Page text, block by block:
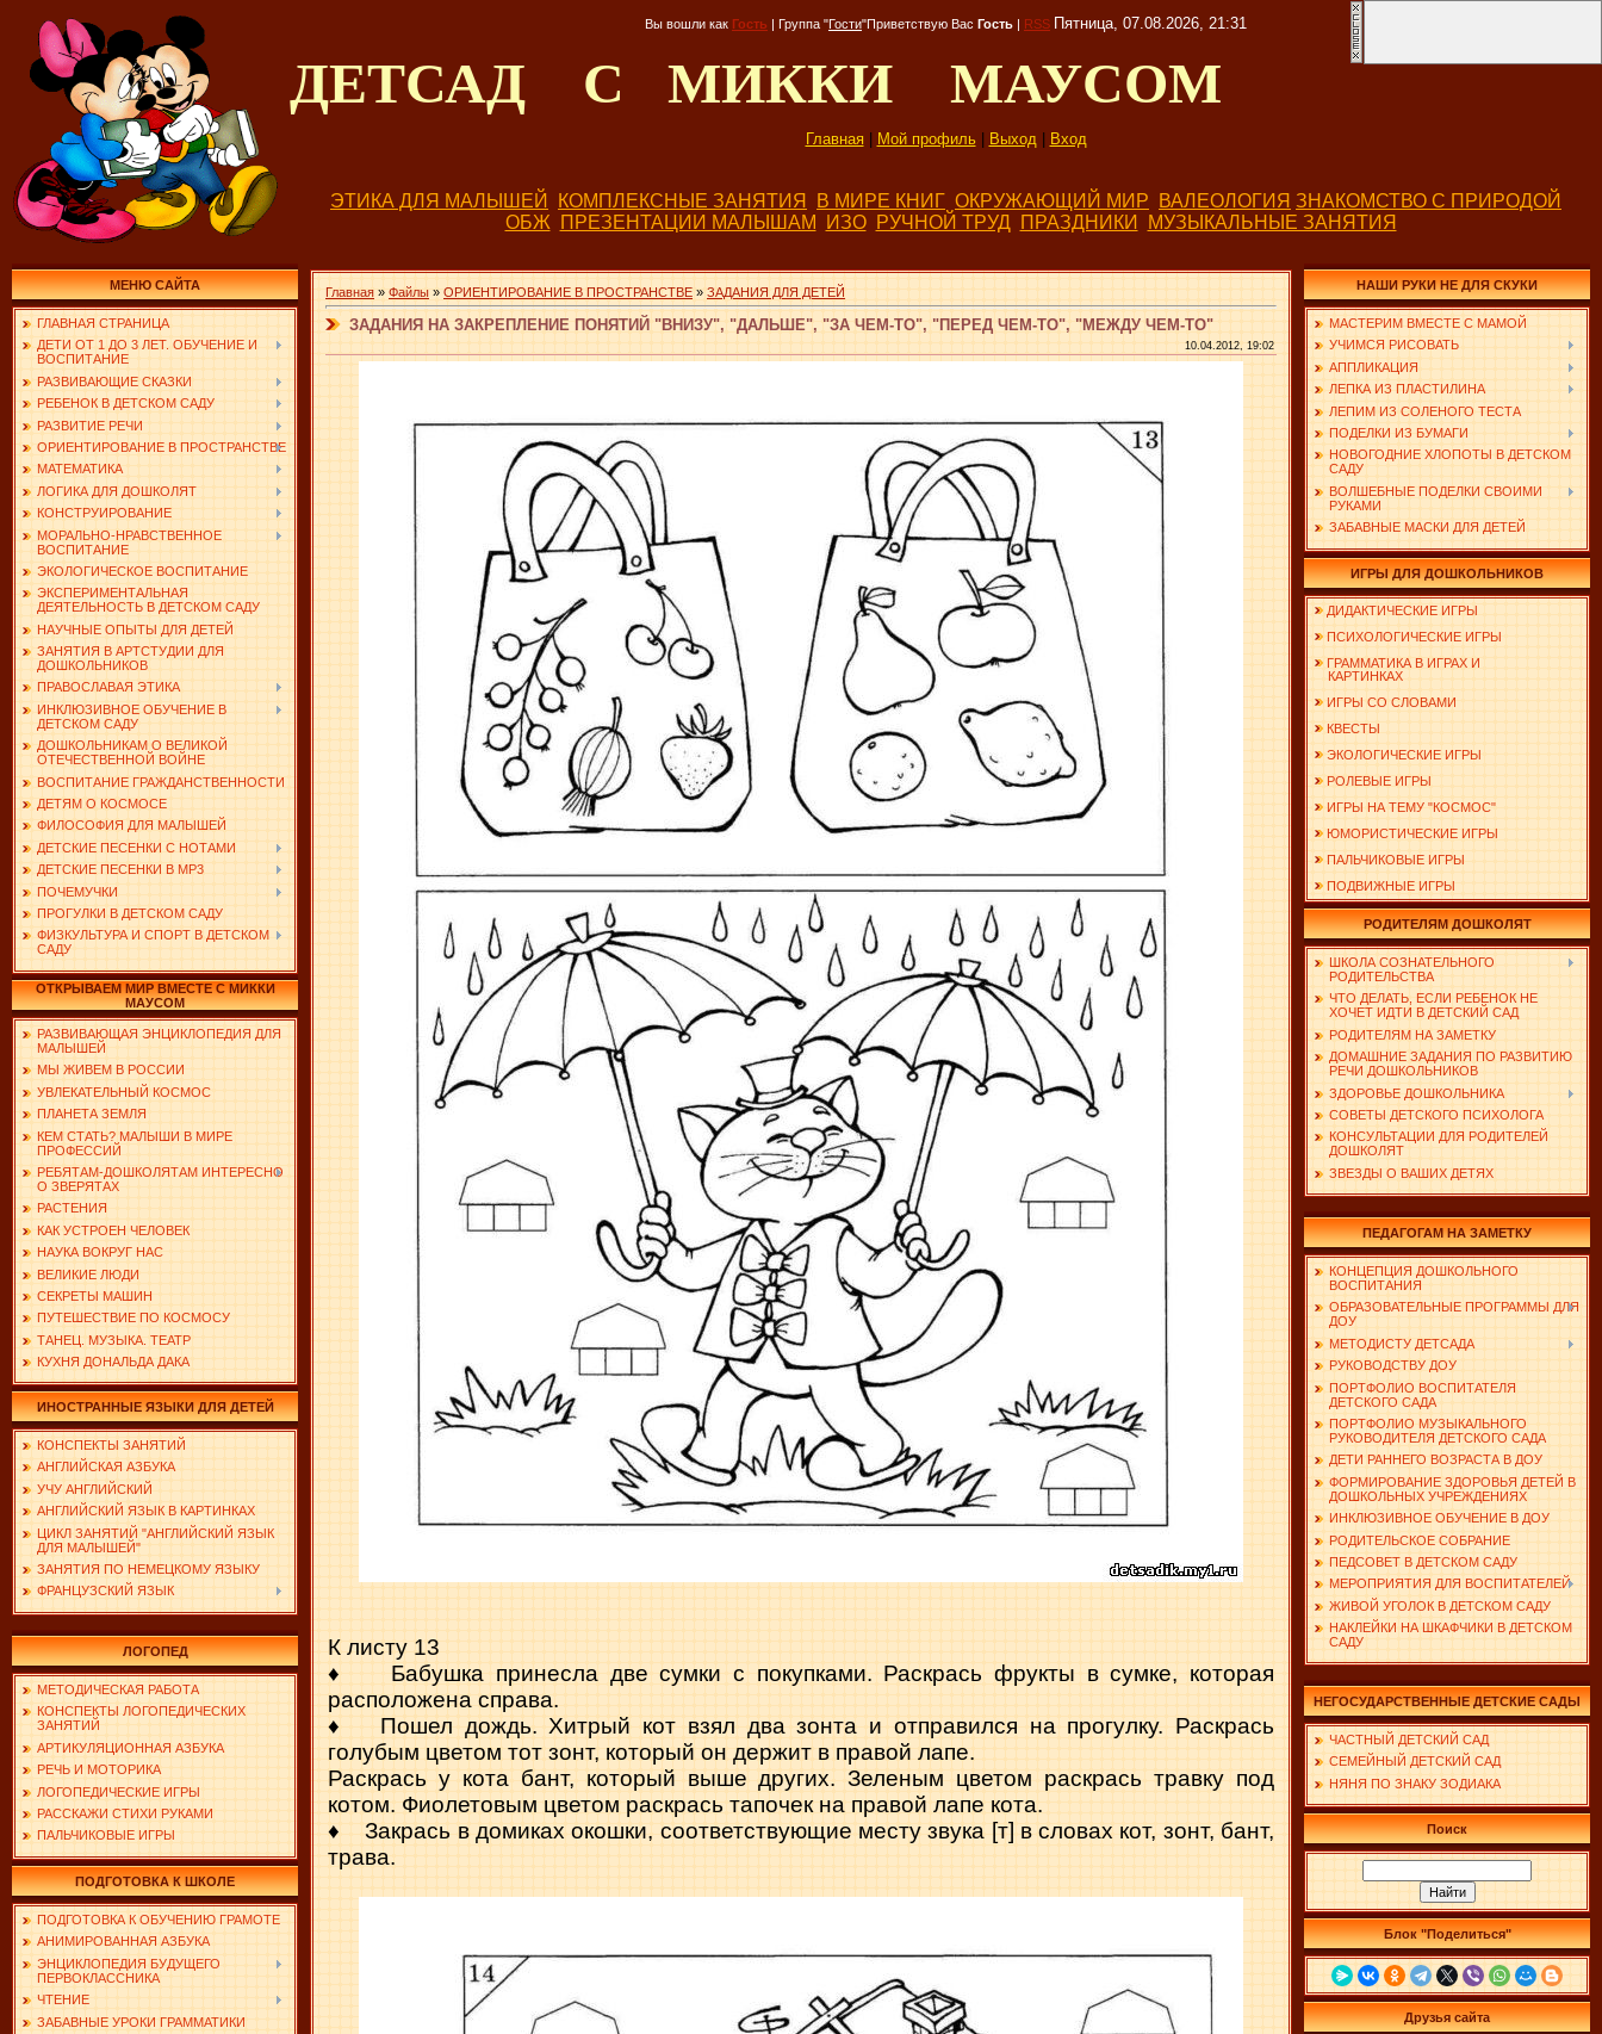
Вы вошли как Гость | Группа "Гости"Приветствую Вас Гость | RSS Пятница, 07.08.2026, 21:31
ДЕТСАД С МИККИ МАУСОМ
Главная| Мой профиль| Выход| Вход
ЭТИКА ДЛЯ МАЛЫШЕЙ КОМПЛЕКСНЫЕ ЗАНЯТИЯ В МИРЕ КНИГ ОКРУЖАЮЩИЙ МИР ВАЛЕОЛОГИЯ ЗНАКОМСТВО С ПРИРОДОЙ
ОБЖ
ПРЕЗЕНТАЦИИ МАЛЫШАМ ИЗО РУЧНОЙ ТРУД ПРАЗДНИКИ МУЗЫКАЛЬНЫЕ ЗАНЯТИЯ
МЕНЮ САЙТА
ГЛАВНАЯ СТРАНИЦА
ДЕТИ ОТ 1 ДО 3 ЛЕТ. ОБУЧЕНИЕ И
ВОСПИТАНИЕ
РАЗВИВАЮЩИЕ СКАЗКИ
РЕБЕНОК В ДЕТСКОМ САДУ
РАЗВИТИЕ РЕЧИ
ОРИЕНТИРОВАНИЕ В ПРОСТРАНСТВЕ
МАТЕМАТИКА
ЛОГИКА ДЛЯ ДОШКОЛЯТ
КОНСТРУИРОВАНИЕ
МОРАЛЬНО-НРАВСТВЕННОЕ
ВОСПИТАНИЕ
ЭКОЛОГИЧЕСКОЕ ВОСПИТАНИЕ
ЭКСПЕРИМЕНТАЛЬНАЯ
ДЕЯТЕЛЬНОСТЬ В ДЕТСКОМ САДУ
НАУЧНЫЕ ОПЫТЫ ДЛЯ ДЕТЕЙ
ЗАНЯТИЯ В АРТСТУДИИ ДЛЯ
ДОШКОЛЬНИКОВ
ПРАВОСЛАВАЯ ЭТИКА
ИНКЛЮЗИВНОЕ ОБУЧЕНИЕ В
ДЕТСКОМ САДУ
ДОШКОЛЬНИКАМ О ВЕЛИКОЙ
ОТЕЧЕСТВЕННОЙ ВОЙНЕ
ВОСПИТАНИЕ ГРАЖДАНСТВЕННОСТИ
ДЕТЯМ О КОСМОСЕ
ФИЛОСОФИЯ ДЛЯ МАЛЫШЕЙ
ДЕТСКИЕ ПЕСЕНКИ С НОТАМИ
ДЕТСКИЕ ПЕСЕНКИ В MP3
ПОЧЕМУЧКИ
ПРОГУЛКИ В ДЕТСКОМ САДУ
ФИЗКУЛЬТУРА И СПОРТ В ДЕТСКОМ
САДУ
ОТКРЫВАЕМ МИР ВМЕСТЕ С МИККИ
МАУСОМ
РАЗВИВАЮЩАЯ ЭНЦИКЛОПЕДИЯ ДЛЯ
МАЛЫШЕЙ
МЫ ЖИВЕМ В РОССИИ
УВЛЕКАТЕЛЬНЫЙ КОСМОС
ПЛАНЕТА ЗЕМЛЯ
КЕМ СТАТЬ? МАЛЫШИ В МИРЕ
ПРОФЕССИЙ
РЕБЯТАМ-ДОШКОЛЯТАМ ИНТЕРЕСНО
О ЗВЕРЯТАХ
РАСТЕНИЯ
КАК УСТРОЕН ЧЕЛОВЕК
НАУКА ВОКРУГ НАС
ВЕЛИКИЕ ЛЮДИ
СЕКРЕТЫ МАШИН
ПУТЕШЕСТВИЕ ПО КОСМОСУ
ТАНЕЦ. МУЗЫКА. ТЕАТР
КУХНЯ ДОНАЛЬДА ДАКА
ИНОСТРАННЫЕ ЯЗЫКИ ДЛЯ ДЕТЕЙ
КОНСПЕКТЫ ЗАНЯТИЙ
АНГЛИЙСКАЯ АЗБУКА
УЧУ АНГЛИЙСКИЙ
АНГЛИЙСКИЙ ЯЗЫК В КАРТИНКАХ
ЦИКЛ ЗАНЯТИЙ "АНГЛИЙСКИЙ ЯЗЫК
ДЛЯ МАЛЫШЕЙ"
ЗАНЯТИЯ ПО НЕМЕЦКОМУ ЯЗЫКУ
ФРАНЦУЗСКИЙ ЯЗЫК
ЛОГОПЕД
МЕТОДИЧЕСКАЯ РАБОТА
КОНСПЕКТЫ ЛОГОПЕДИЧЕСКИХ
ЗАНЯТИЙ
АРТИКУЛЯЦИОННАЯ АЗБУКА
РЕЧЬ И МОТОРИКА
ЛОГОПЕДИЧЕСКИЕ ИГРЫ
РАССКАЖИ СТИХИ РУКАМИ
ПАЛЬЧИКОВЫЕ ИГРЫ
ПОДГОТОВКА К ШКОЛЕ
ПОДГОТОВКА К ОБУЧЕНИЮ ГРАМОТЕ
АНИМИРОВАННАЯ АЗБУКА
ЭНЦИКЛОПЕДИЯ БУДУЩЕГО
ПЕРВОКЛАССНИКА
ЧТЕНИЕ
ЗАБАВНЫЕ УРОКИ ГРАММАТИКИ
Главная » Файлы » ОРИЕНТИРОВАНИЕ В ПРОСТРАНСТВЕ » ЗАДАНИЯ ДЛЯ ДЕТЕЙ
ЗАДАНИЯ НА ЗАКРЕПЛЕНИЕ ПОНЯТИЙ "ВНИЗУ", "ДАЛЬШЕ", "ЗА ЧЕМ-ТО", "ПЕРЕД ЧЕМ-ТО", "МЕЖДУ ЧЕМ-ТО"
10.04.2012, 19:02
К листу 13
♦ Бабушка принесла две сумки с покупками. Раскрась фрукты в сумке, которая
расположена справа.
♦ Пошел дождь. Хитрый кот взял два зонта и отправился на прогулку. Раскрась
голубым цветом тот зонт, который он держит в правой лапе.
Раскрась у кота бант, который выше других. Зеленым цветом раскрась травку под
котом. Фиолетовым цветом раскрась тапочек на правой лапе кота.
♦ Закрась в домиках окошки, соответствующие месту звука [т] в словах кот, зонт, бант,
трава.
НАШИ РУКИ НЕ ДЛЯ СКУКИ
МАСТЕРИМ ВМЕСТЕ С МАМОЙ
УЧИМСЯ РИСОВАТЬ
АППЛИКАЦИЯ
ЛЕПКА ИЗ ПЛАСТИЛИНА
ЛЕПИМ ИЗ СОЛЕНОГО ТЕСТА
ПОДЕЛКИ ИЗ БУМАГИ
НОВОГОДНИЕ ХЛОПОТЫ В ДЕТСКОМ
САДУ
ВОЛШЕБНЫЕ ПОДЕЛКИ СВОИМИ
РУКАМИ
ЗАБАВНЫЕ МАСКИ ДЛЯ ДЕТЕЙ
ИГРЫ ДЛЯ ДОШКОЛЬНИКОВ
ДИДАКТИЧЕСКИЕ ИГРЫ
ПСИХОЛОГИЧЕСКИЕ ИГРЫ
ГРАММАТИКА В ИГРАХ И
КАРТИНКАХ
ИГРЫ СО СЛОВАМИ
КВЕСТЫ
ЭКОЛОГИЧЕСКИЕ ИГРЫ
РОЛЕВЫЕ ИГРЫ
ИГРЫ НА ТЕМУ "КОСМОС"
ЮМОРИСТИЧЕСКИЕ ИГРЫ
ПАЛЬЧИКОВЫЕ ИГРЫ
ПОДВИЖНЫЕ ИГРЫ
РОДИТЕЛЯМ ДОШКОЛЯТ
ШКОЛА СОЗНАТЕЛЬНОГО
РОДИТЕЛЬСТВА
ЧТО ДЕЛАТЬ, ЕСЛИ РЕБЕНОК НЕ
ХОЧЕТ ИДТИ В ДЕТСКИЙ САД
РОДИТЕЛЯМ НА ЗАМЕТКУ
ДОМАШНИЕ ЗАДАНИЯ ПО РАЗВИТИЮ
РЕЧИ ДОШКОЛЬНИКОВ
ЗДОРОВЬЕ ДОШКОЛЬНИКА
СОВЕТЫ ДЕТСКОГО ПСИХОЛОГА
КОНСУЛЬТАЦИИ ДЛЯ РОДИТЕЛЕЙ
ДОШКОЛЯТ
ЗВЕЗДЫ О ВАШИХ ДЕТЯХ
ПЕДАГОГАМ НА ЗАМЕТКУ
КОНЦЕПЦИЯ ДОШКОЛЬНОГО
ВОСПИТАНИЯ
ОБРАЗОВАТЕЛЬНЫЕ ПРОГРАММЫ ДЛЯ
ДОУ
МЕТОДИСТУ ДЕТСАДА
РУКОВОДСТВУ ДОУ
ПОРТФОЛИО ВОСПИТАТЕЛЯ
ДЕТСКОГО САДА
ПОРТФОЛИО МУЗЫКАЛЬНОГО
РУКОВОДИТЕЛЯ ДЕТСКОГО САДА
ДЕТИ РАННЕГО ВОЗРАСТА В ДОУ
ФОРМИРОВАНИЕ ЗДОРОВЬЯ ДЕТЕЙ В
ДОШКОЛЬНЫХ УЧРЕЖДЕНИЯХ
ИНКЛЮЗИВНОЕ ОБУЧЕНИЕ В ДОУ
РОДИТЕЛЬСКОЕ СОБРАНИЕ
ПЕДСОВЕТ В ДЕТСКОМ САДУ
МЕРОПРИЯТИЯ ДЛЯ ВОСПИТАТЕЛЕЙ
ЖИВОЙ УГОЛОК В ДЕТСКОМ САДУ
НАКЛЕЙКИ НА ШКАФЧИКИ В ДЕТСКОМ
САДУ
НЕГОСУДАРСТВЕННЫЕ ДЕТСКИЕ САДЫ
ЧАСТНЫЙ ДЕТСКИЙ САД
СЕМЕЙНЫЙ ДЕТСКИЙ САД
НЯНЯ ПО ЗНАКУ ЗОДИАКА
Поиск
Блок "Поделиться"
Друзья сайта